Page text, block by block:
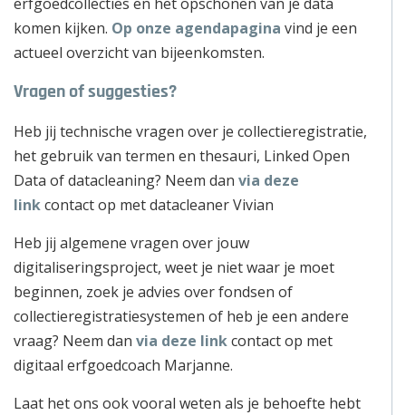
erfgoedcollecties en het opschonen van je data
komen kijken. Op onze agendapagina vind je een
actueel overzicht van bijeenkomsten.
Vragen of suggesties?
Heb jij technische vragen over je collectieregistratie,
het gebruik van termen en thesauri, Linked Open
Data of datacleaning? Neem dan via deze
linkcontact op met datacleaner Vivian
Heb jij algemene vragen over jouw
digitaliseringsproject, weet je niet waar je moet
beginnen, zoek je advies over fondsen of
collectieregistratiesystemen of heb je een andere
vraag? Neem dan via deze linkcontact op met
digitaal erfgoedcoach Marjanne.
Laat het ons ook vooral weten als je behoefte hebt